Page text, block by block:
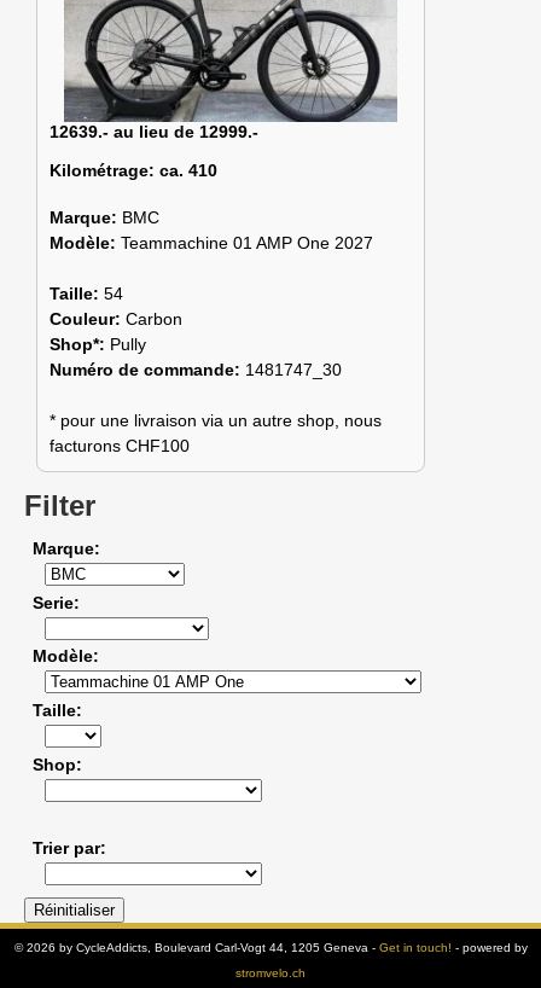
12639.- au lieu de 12999.-
Kilométrage: ca. 410
Marque: BMC
Modèle: Teammachine 01 AMP One 2027
Taille: 54
Couleur: Carbon
Shop*: Pully
Numéro de commande: 1481747_30
* pour une livraison via un autre shop, nous
facturons CHF100
Filter
Marque
Serie
Modèle
Taille
Shop
Trier par
© 2026 by CycleAddicts, Boulevard Carl-Vogt 44, 1205 Geneva - Get in touch! - powered by
stromvelo.ch